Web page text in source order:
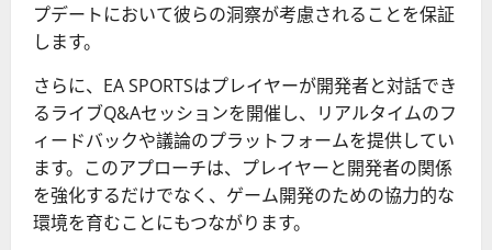
プデートにおいて彼らの洞察が考慮されることを保証
します。
さらに、EA SPORTSはプレイヤーが開発者と対話でき
るライブQ&Aセッションを開催し、リアルタイムのフ
ィードバックや議論のプラットフォームを提供してい
ます。このアプローチは、プレイヤーと開発者の関係
を強化するだけでなく、ゲーム開発のための協力的な
環境を育むことにもつながります。